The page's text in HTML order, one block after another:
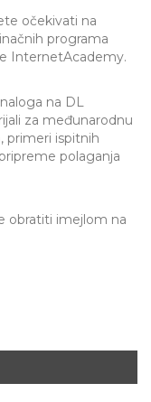
očekivati na
programa
InternetAcademy.
na DL
za međunarodnu
primeri ispitnih
polaganja
obratiti imejlom na